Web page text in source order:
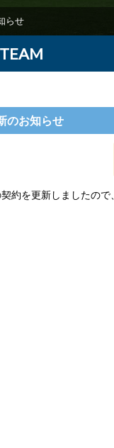
らせ
TEAM
のお知らせ
約を更新しましたので